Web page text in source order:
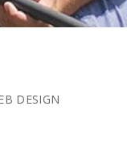
DESIGN